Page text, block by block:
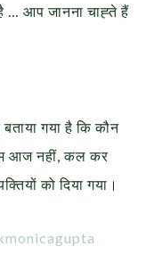
… आप जानना चाह्ते हैं
गया है कि कौन
आज नहीं, कल कर
को दिया गया।